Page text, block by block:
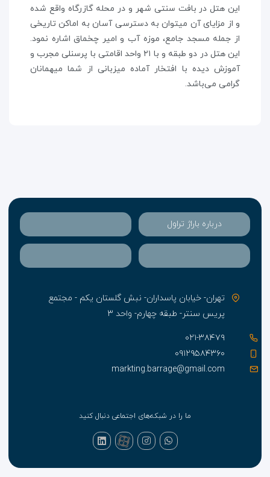
این هتل در بافت سنتی شهر و در محله گازرگاه واقع شده
و از مزایای آن میتوان به دسترسی آسان به اماکن تاریخی
از جمله مسجد جامع، موزه آب و امیر چخماق اشاره نمود.
این هتل در دو طبقه و با ۲۱ واحد اقامتی با پرسنلی مجرب و
آموزش دیده با افتخار آماده میزبانی از شما میهمانان
گرامی می‌باشد.
درباره باراژ تراول
تهران- خیابان پاسداران- نبش گلستان یکم - مجتمع
پریس سنتر- طبقه چهارم- واحد ۳
۰۲۱-۳۸۴۷۹
۰۹۱۲۹۵۸۴۳۶۰
markting.barrage@gmail.com
ما را در شبکه‌های اجتماعی دنبال کنید